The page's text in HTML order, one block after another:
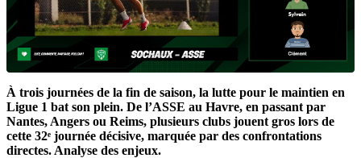
À trois journées de la fin de saison, la lutte pour le maintien en
Ligue 1 bat son plein. De l’ASSE au Havre, en passant par
Nantes, Angers ou Reims, plusieurs clubs jouent gros lors de
cette 32ᵉ journée décisive, marquée par des confrontations
directes. Analyse des enjeux.